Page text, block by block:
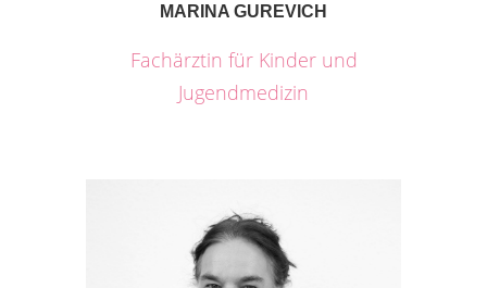
MARINA GUREVICH
Fachärztin für Kinder und
Jugendmedizin